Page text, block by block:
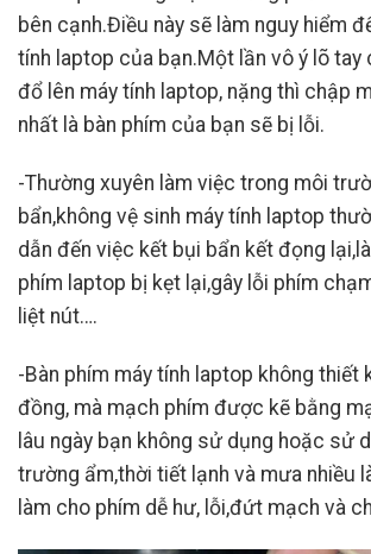
bên cạnh.Điều này sẽ làm nguy hiểm
tính laptop của bạn.Một lần vô ý lõ tay
đổ lên máy tính laptop, nặng thì chập
nhất là bàn phím của bạn sẽ bị lỗi.
-Thường xuyên làm việc trong môi
bẩn,không vệ sinh máy tính laptop
dẫn đến việc kết bụi bẩn kết đọng
phím laptop bị kẹt lại,gây lỗi phím
liệt nút….
-Bàn phím máy tính laptop không thiết
đồng, mà mạch phím được kẽ bằng
lâu ngày bạn không sử dụng hoặc sử
trường ẩm,thời tiết lạnh và mưa nhiều
làm cho phím dễ hư, lỗi,đứt mạch và